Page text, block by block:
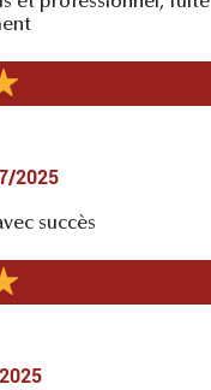
2025
succès